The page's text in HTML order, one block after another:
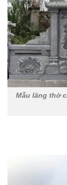
Mẫu lăng thờ